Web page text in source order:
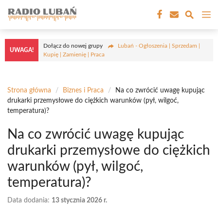
treści
UWAGA!
Dołącz do nowej grupy
Lubań - Ogłoszenia | Sprzedam |
Kupię | Zamienię | Praca
Strona główna / Biznes i Praca /
Na co zwrócić uwagę kupując
drukarki przemysłowe do ciężkich warunków (pył, wilgoć,
temperatura)?
Na co zwrócić uwagę kupując
drukarki przemysłowe do ciężkich
warunków (pył, wilgoć,
temperatura)?
Data dodania: 13 stycznia 2026 r.